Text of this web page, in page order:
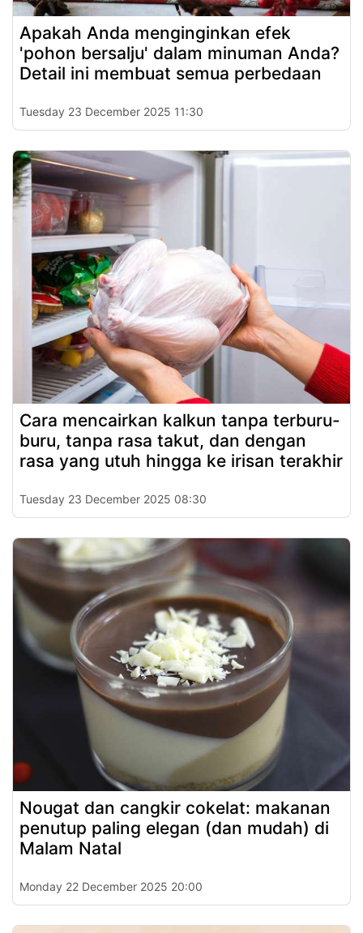
Apakah Anda menginginkan efek
'pohon bersalju' dalam minuman Anda?
Detail ini membuat semua perbedaan
Tuesday 23 December 2025 11:30
Cara mencairkan kalkun tanpa terburu-
buru, tanpa rasa takut, dan dengan
rasa yang utuh hingga ke irisan terakhir
Tuesday 23 December 2025 08:30
Nougat dan cangkir cokelat: makanan
penutup paling elegan (dan mudah) di
Malam Natal
Monday 22 December 2025 20:00